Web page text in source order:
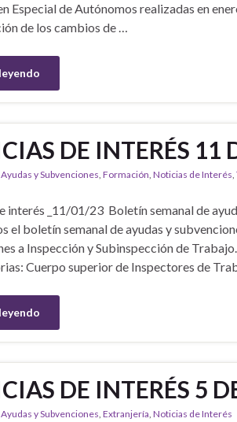
Especial de Autónomos realizadas en
de los cambios de …
DE INTERÉS 11
Ayudas y Subvenciones, Formación, Noticias de Interés,
interés _11/01/23 Boletín semanal de
el boletín semanal de ayudas y
a Inspección y Subinspección de
Cuerpo superior de Inspectores de
DE INTERÉS 5
Ayudas y Subvenciones, Extranjería, Noticias de Interés